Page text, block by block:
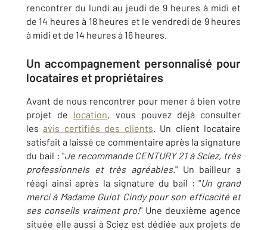
rencontrer du lundi au jeudi de 9 heures à midi et
de 14 heures à 18 heures et le vendredi de 9 heures
à midi et de 14 heures à 16 heures.
Un accompagnement personnalisé pour
locataires et propriétaires
Avant de nous rencontrer pour mener à bien votre
projet de location, vous pouvez déjà consulter
lesavis certifiés des clients. Un client locataire
satisfait a laissé ce commentaire après la signature
du bail : "Je recommande CENTURY 21 à Sciez, très
professionnels et très agréables." Un bailleur a
réagi ainsi après la signature du bail : "Un grand
merci à Madame Guiot Cindy pour son efficacité et
ses conseils vraiment pro!" Une deuxième agence
située elle aussi à Sciez est dédiée aux projets de